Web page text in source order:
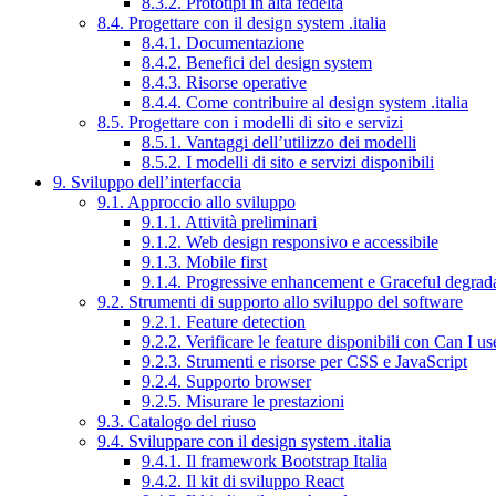
8.4. Progettare con il design system .italia
8.4.1. Documentazione
8.4.2. Benefici del design system
8.4.3. Risorse operative
8.4.4. Come contribuire al design system .italia
8.5. Progettare con i modelli di sito e servizi
8.5.1. Vantaggi dell’utilizzo dei modelli
8.5.2. I modelli di sito e servizi disponibili
9. Sviluppo dell’interfaccia
9.1. Approccio allo sviluppo
9.1.1. Attività preliminari
9.1.2. Web design responsivo e accessibile
9.1.3. Mobile first
9.1.4. Progressive enhancement e Graceful
9.2. Strumenti di supporto allo sviluppo del software
9.2.1. Feature detection
9.2.2. Verificare le feature disponibili con Can I
9.2.3. Strumenti e risorse per CSS e JavaScript
9.2.4. Supporto browser
9.2.5. Misurare le prestazioni
9.3. Catalogo del riuso
9.4. Sviluppare con il design system .italia
9.4.1. Il framework Bootstrap Italia
9.4.2. Il kit di sviluppo React